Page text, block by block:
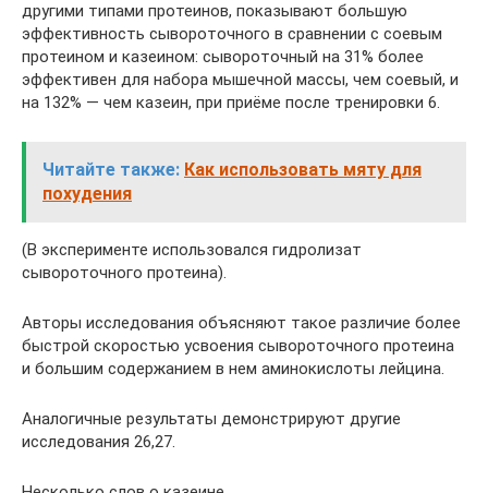
другими типами протеинов, показывают большую
эффективность сывороточного в сравнении с соевым
протеином и казеином: сывороточный на 31% более
эффективен для набора мышечной массы, чем соевый, и
на 132% — чем казеин, при приёме после тренировки 6.
Читайте также: Как использовать мяту для
похудения
(В эксперименте использовался гидролизат
сывороточного протеина).
Авторы исследования объясняют такое различие более
быстрой скоростью усвоения сывороточного протеина
и большим содержанием в нем аминокислоты лейцина.
Аналогичные результаты демонстрируют другие
исследования 26,27.